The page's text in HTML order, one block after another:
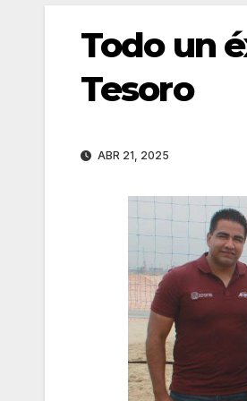
Todo un
Tesoro
ABR 21, 2025